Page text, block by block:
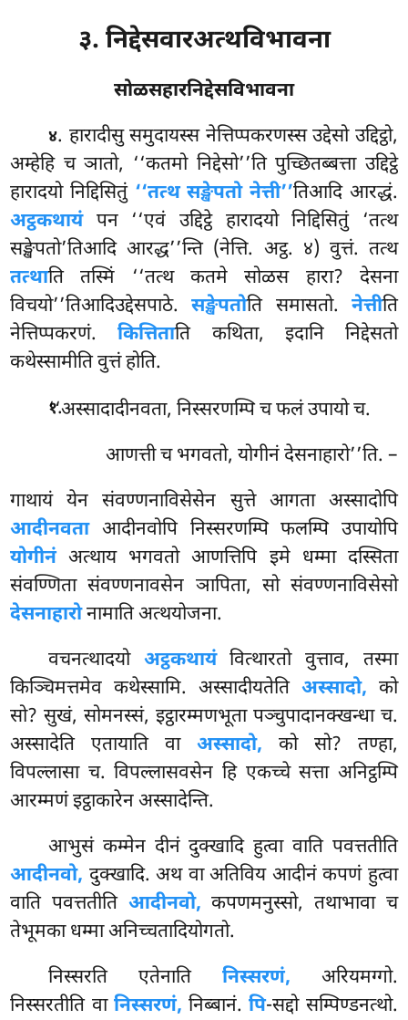
३. निद्देसवारअत्थविभावना
सोळसहारनिद्देसविभावना
४. हारादीसुसमुदायस्स नेत्तिप्पकरणस्स उद्देसो उद्दिट्ठो,
अम्हेहि च ञातो, ‘‘कतमो निद्देसो’’ति पुच्छितब्बत्ता उद्दिट्ठे
हारादयो निद्दिसितुं ‘‘तत्थ सङ्खेपतो नेत्ती’’तिआदि आरद्धं.
अट्ठकथायंपन ‘‘एवं उद्दिट्ठे हारादयो निद्दिसितुं ‘तत्थ
सङ्खेपतो’तिआदि आरद्ध’’न्ति (नेत्ति. अट्ठ. ४) वुत्तं. तत्थ
तत्थाति तस्मिं ‘‘तत्थ कतमे सोळस हारा? देसना
विचयो’’तिआदिउद्देसपाठे.सङ्खेपतोति समासतो. नेत्तीति
नेत्तिप्पकरणं.कित्तिताति कथिता, इदानि निद्देसतो
कथेस्सामीति वुत्तं होति.
१.
‘‘अस्सादादीनवता, निस्सरणम्पि च फलं उपायो च.
आणत्ती च भगवतो, योगीनं देसनाहारो’’ति. –
गाथायं येन संवण्णनाविसेसेन सुत्ते आगता अस्सादोपि
आदीनवताआदीनवोपि निस्सरणम्पि फलम्पि उपायोपि
योगीनंअत्थाय भगवतो आणत्तिपि इमे धम्मा दस्सिता
संवण्णिता संवण्णनावसेन ञापिता, सो संवण्णनाविसेसो
देसनाहारोनामाति अत्थयोजना.
वचनत्थादयो अट्ठकथायंवित्थारतो वुत्ताव, तस्मा
किञ्चिमत्तमेव कथेस्सामि. अस्सादीयतेति अस्सादो, को
सो? सुखं, सोमनस्सं, इट्ठारम्मणभूता पञ्चुपादानक्खन्धा च.
अस्सादेति एतायाति वा अस्सादो, को सो? तण्हा,
विपल्लासा च. विपल्लासवसेन हि एकच्चे सत्ता अनिट्ठम्पि
आरम्मणं इट्ठाकारेन अस्सादेन्ति.
आभुसं कम्मेन दीनं दुक्खादि हुत्वा वाति पवत्ततीति
आदीनवो, दुक्खादि. अथ वा अतिविय आदीनं कपणं हुत्वा
वाति पवत्ततीति आदीनवो, कपणमनुस्सो, तथाभावा च
तेभूमका धम्मा अनिच्चतादियोगतो.
निस्सरति एतेनाति निस्सरणं, अरियमग्गो.
निस्सरतीति वा निस्सरणं, निब्बानं.पि-सद्दो सम्पिण्डनत्थो.